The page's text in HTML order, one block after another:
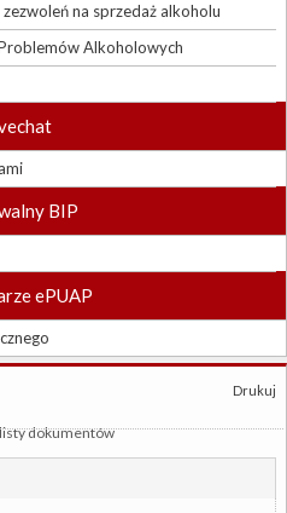
na sprzedaż alkoholu
Alkoholowych
BIP
ePUAP
Drukuj
dokumentów